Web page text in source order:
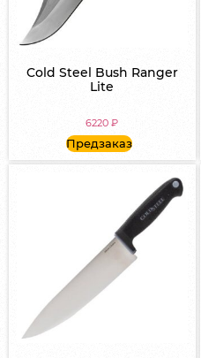
Cold Steel Bush Ranger
Lite
6220₽
Предзаказ